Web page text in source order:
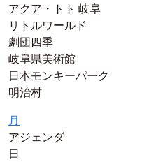
アクア・トト 岐阜
リトルワールド
劇団四季
岐阜県美術館
日本モンキーパーク
明治村
月
アジェンダ
日